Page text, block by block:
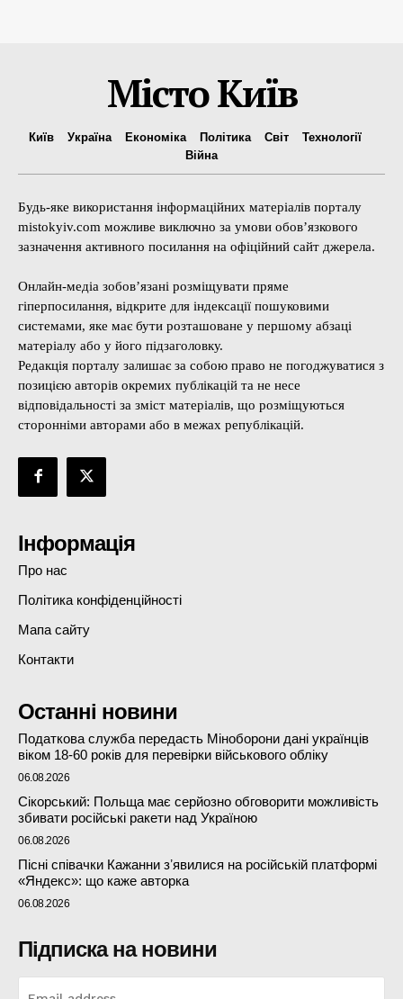
Місто Київ
Київ Україна Економіка Політика Світ
Технології
Війна
Будь-яке використання інформаційних матеріалів порталу
mistokyiv.com можливе виключно за умови обов’язкового
зазначення активного посилання на офіційний сайт джерела.
Онлайн-медіа зобов’язані розміщувати пряме
гіперпосилання, відкрите для індексації пошуковими
системами, яке має бути розташоване у першому абзаці
матеріалу або у його підзаголовку.
Редакція порталу залишає за собою право не погоджуватися з
позицією авторів окремих публікацій та не несе
відповідальності за зміст матеріалів, що розміщуються
сторонніми авторами або в межах републікацій.
Інформація
Про нас
Політика конфіденційності
Мапа сайту
Контакти
Останні новини
Податкова служба передасть Міноборони дані українців
віком 18-60 років для перевірки військового обліку
06.08.2026
Сікорський: Польща має серйозно обговорити можливість
збивати російські ракети над Україною
06.08.2026
Пісні співачки Кажанни зʼявилися на російській платформі
«Яндекс»: що каже авторка
06.08.2026
Підписка на новини